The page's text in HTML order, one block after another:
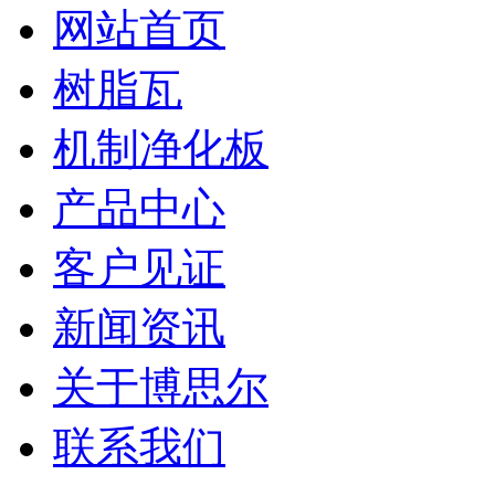
网站首页
树脂瓦
机制净化板
产品中心
客户见证
新闻资讯
关于博思尔
联系我们